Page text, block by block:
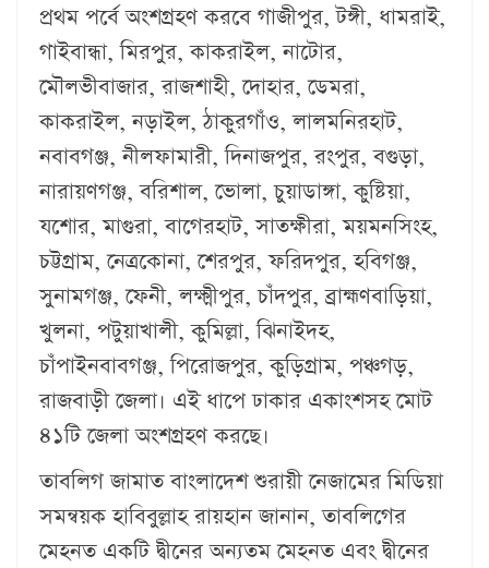
প্রথম পর্বে অংশগ্রহণ করবে গাজীপুর, টঙ্গী, ধামরাই,
গাইবান্ধা, মিরপুর, কাকরাইল, নাটোর,
মৌলভীবাজার, রাজশাহী, দোহার, ডেমরা,
কাকরাইল, নড়াইল, ঠাকুরগাঁও, লালমনিরহাট,
নবাবগঞ্জ, নীলফামারী, দিনাজপুর, রংপুর, বগুড়া,
নারায়ণগঞ্জ, বরিশাল, ভোলা, চুয়াডাঙ্গা, কুষ্টিয়া,
যশোর, মাগুরা, বাগেরহাট, সাতক্ষীরা, ময়মনসিংহ,
চট্টগ্রাম, নেত্রকোনা, শেরপুর, ফরিদপুর, হবিগঞ্জ,
সুনামগঞ্জ, ফেনী, লক্ষ্মীপুর, চাঁদপুর, ব্রাহ্মণবাড়িয়া,
খুলনা, পটুয়াখালী, কুমিল্লা, ঝিনাইদহ,
চাঁপাইনবাবগঞ্জ, পিরোজপুর, কুড়িগ্রাম, পঞ্চগড়,
রাজবাড়ী জেলা। এই ধাপে ঢাকার একাংশসহ মোট
৪১টি জেলা অংশগ্রহণ করছে।
তাবলিগ জামাত বাংলাদেশ শুরায়ী নেজামের মিডিয়া
সমন্বয়ক হাবিবুল্লাহ রায়হান জানান, তাবলিগের
মেহনত একটি দ্বীনের অন্যতম মেহনত এবং দ্বীনের